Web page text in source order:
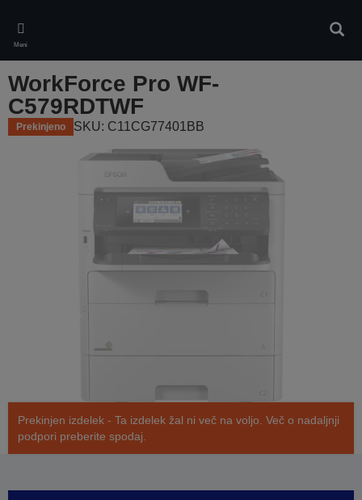
main
content
Meni
WorkForce Pro WF-
C579RDTWF
Prekinjeno SKU: C11CG77401BB
Prekinjen izdelek - Ta izdelek žal ni več na voljo. Več o nadaljnji
podpori preberite spodaj.